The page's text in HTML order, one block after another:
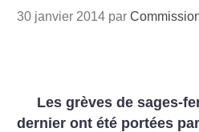
30 janvier 2014 par
Les grèves de sages-
dernier ont été portées